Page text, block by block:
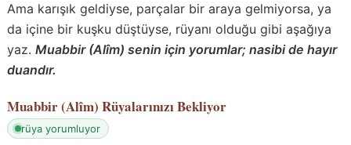
Ama karışık geldiyse, parçalar bir araya gelmiyorsa, ya
da içine bir kuşku düştüyse, rüyanı olduğu gibi aşağıya
yaz. Muabbir (Alîm) senin için yorumlar; nasibi de hayır
duandır.
Muabbir (Alîm) Rüyalarınızı Bekliyor
rüya yorumluyor